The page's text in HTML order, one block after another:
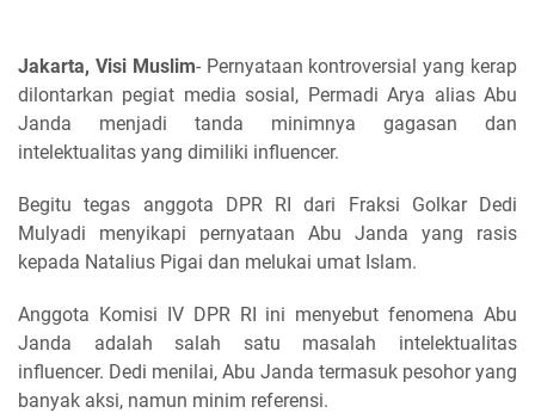
Jakarta, Visi Muslim- Pernyataan kontroversial yang kerap
dilontarkan pegiat media sosial, Permadi Arya alias Abu
Janda menjadi tanda minimnya gagasan dan
intelektualitas yang dimiliki influencer.
Begitu tegas anggota DPR RI dari Fraksi Golkar Dedi
Mulyadi menyikapi pernyataan Abu Janda yang rasis
kepada Natalius Pigai dan melukai umat Islam.
Anggota Komisi IV DPR RI ini menyebut fenomena Abu
Janda adalah salah satu masalah intelektualitas
influencer. Dedi menilai, Abu Janda termasuk pesohor yang
banyak aksi, namun minim referensi.